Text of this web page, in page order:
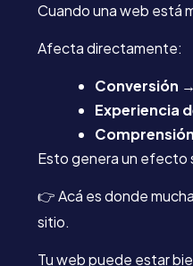
Cuando una web está
Afecta directamente:
Conversión
Experiencia
Comprensión
Esto genera un efecto
👉Acá es donde
sitio.
Tu web puede estar